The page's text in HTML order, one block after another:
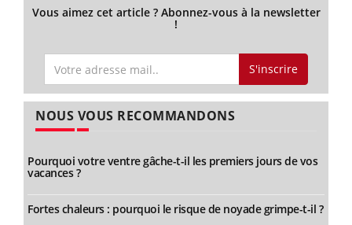
Vous aimez cet article ? Abonnez-vous à la newsletter
!
S'inscrire
NOUS VOUS RECOMMANDONS
Pourquoi votre ventre gâche-t-il les premiers jours de vos
vacances ?
Fortes chaleurs : pourquoi le risque de noyade grimpe-t-il ?